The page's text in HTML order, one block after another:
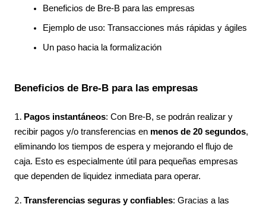
Beneficios de Bre-B para las empresas
Ejemplo de uso: Transacciones más rápidas y ágiles
Un paso hacia la formalización
Beneficios de Bre-B para las empresas
Pagos instantáneos: Con Bre-B, se podrán realizar y
recibir pagos y/o transferencias en menos de 20 segundos,
eliminando los tiempos de espera y mejorando el flujo de
caja. Esto es especialmente útil para pequeñas empresas
que dependen de liquidez inmediata para operar.
Transferencias seguras y confiables: Gracias a las